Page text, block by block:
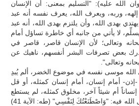
الله عليه): "التسليم بمعنى: أن الإنسان
وربه، ويعرف الله، يعرف نفسه أنه عبد
بهدى الله، وأن يلتزم بهدى الله، أنه عبد
يسلِّم، لا يأتي من جانبه أي خاطرة تساؤل أمام
وتعالى؛ لأن الإنسان قاصر، قاصر في
بعض تصرفات البشر أنفسهم، ناهيك عن
وتعالى".
الله موسى نفسه في موضوع الخضر، ألم يُبدِ
-إذن- أمام إنسان، أمام إنسان كمثله، أو قل
أم شيئاً آخر، مخلوق كمثله، لم يستطع
هذا النبي العظيم الذي قال الله فيه: "وَاصْطَنَعْتُكَ لِنَفْسِي" (طه: الآية 41)